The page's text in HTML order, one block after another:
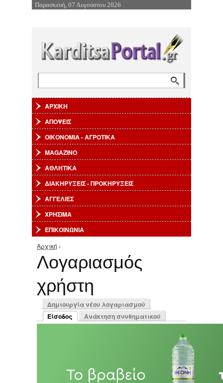
Επιστροφή στην Πλοήγηση
Παρασκευή, 07 Αυγούστου 2026
ΑΡΧΙΚΗ
ΑΠΟΨΕΙΣ
ΟΙΚΟΝΟΜΙΑ - ΑΓΡΟΤΙΚΑ
MAGAZINO
ΑΘΛΗΤΙΚΑ
ΔΙΑΚΗΡΥΞΕΙΣ - ΠΡΟΚΗΡΥΞΕΙΣ
ΑΓΓΕΛΙΕΣ
ΧΡΗΣΙΜΑ
ΕΠΙΚΟΙΝΩΝΙΑ
Είστε εδώ
Αρχική ›
Λογαριασμός
χρήστη
Πρωτεύουσες καρτέλες
Δημιουργία νέου λογαριασμού
Είσοδος
(ενεργή καρτέλα)
Ανάκτηση συνθηματικού